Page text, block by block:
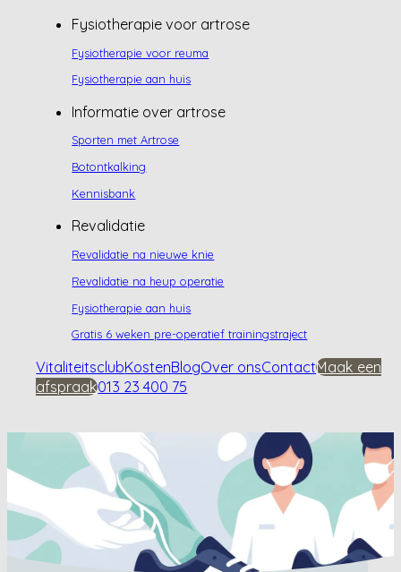
Fysiotherapie voor artrose
Fysiotherapie voor reuma
Fysiotherapie aan huis
Informatie over artrose
Sporten met Artrose
Botontkalking
Kennisbank
Revalidatie
Revalidatie na nieuwe knie
Revalidatie na heup operatie
Fysiotherapie aan huis
Gratis 6 weken pre-operatief trainingstraject
VitaliteitsclubKostenBlogOver onsContactMaak een
afspraak013 23 400 75
Home Kennisbank/ Kan een steunzool helpen bij heupartrose?
Kan een steunzool helpen bij
heupartrose?